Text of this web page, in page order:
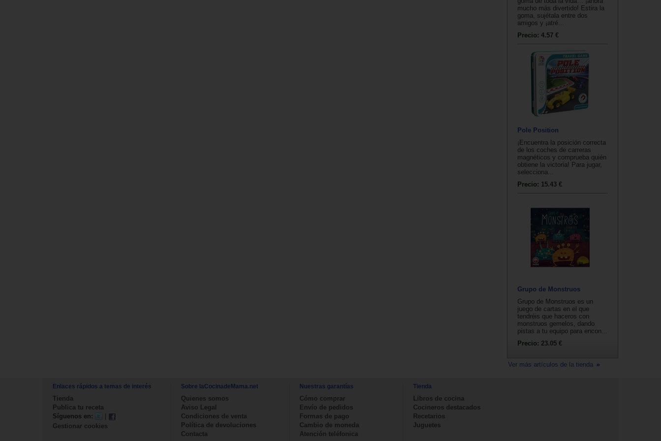
mucho más divertido! Estira la
goma, sujétala entre dos
amigos y ¡atré...
Precio: 4.57 €
Pole Position
¡Encuentra la posición correcta
de los coches de carreras
magnéticos y comprueba quién
obtiene la victoria! Para jugar,
selecciona...
Precio: 15.43 €
Grupo de Monstruos
Grupo de Monstruos es un
juego de cartas en el que
tendréis que haceros con
monstruos gemelos, dando
pistas a tu equipo para encon...
Precio: 23.05 €
Ver más artículos de la tienda
Enlaces rápidos a temas de interés
Tienda
Publica tu receta
Síguenos en:
Gestionar cookies
Sobre laCocinadeMama.net
Quienes somos
Aviso Legal
Condiciones de venta
Política de devoluciones
Contacta
Nuestras garantías
Cómo comprar
Envío de pedidos
Formas de pago
Cambio de moneda
Atención teléfonica
Tienda
Libros de cocina
Cocineros destacados
Recetarios
Juguetes